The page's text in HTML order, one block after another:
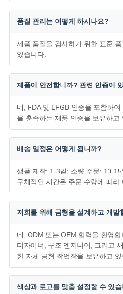
품질 관리는 어떻게 하시나요?
제품 품질을 검사하기 위한 표준
있습니다.
제품이 안전합니까? 관련 인증이
네, FDA 및 LFGB 인증을 포함하
을 충족하는 제품 인증을 보유하고
배송 일정은 어떻게 됩니까?
샘플 제작: 1-3일; 소량 주문: 10-
구체적인 시간은 주문 수량에 따라
저희를 위해 금형을 설계하고 개발
네, ODM 또는 OEM 협력을 환영
디자이너, 구조 엔지니어, 그리고
한 자체 금형 작업장을 보유하고 있
색상과 로고를 맞춤 설정할 수 있